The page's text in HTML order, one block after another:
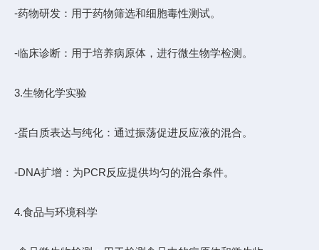
-药物研发：用于药物筛选和细胞毒性测试。
-临床诊断：用于培养病原体，进行微生物学检测。
3.生物化学实验
-蛋白质表达与纯化：通过振荡促进反应液的混合。
-DNA扩增：为PCR反应提供均匀的混合条件。
4.食品与环境科学